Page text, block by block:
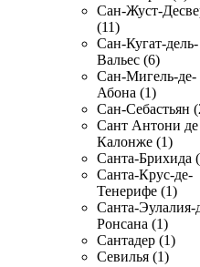
Сан-Жуст-
(11)
Сан-Кугат-дель-
Вальес (6)
Сан-Мигель-де-
Абона (1)
Сан-Себастьян
Сант Антони де
Калонже (1)
Санта-Брихида
Санта-Крус-де-
Тенерифе (1)
Санта-Эулалия-
Ронсана (1)
Сантадер (1)
Севилья (1)